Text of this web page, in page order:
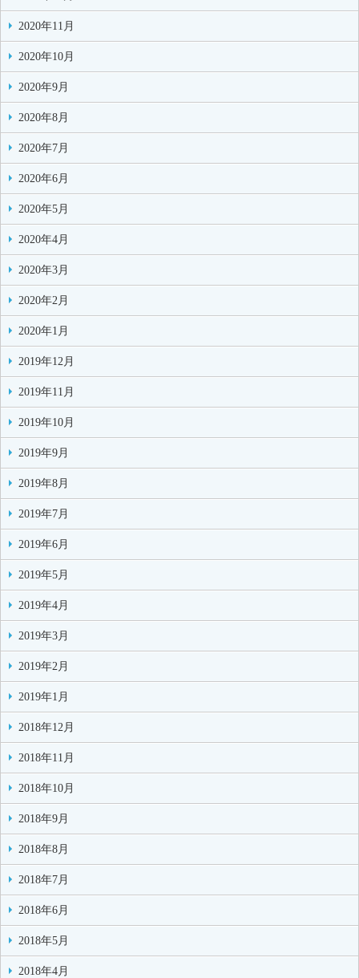
2020年11月
2020年10月
2020年9月
2020年8月
2020年7月
2020年6月
2020年5月
2020年4月
2020年3月
2020年2月
2020年1月
2019年12月
2019年11月
2019年10月
2019年9月
2019年8月
2019年7月
2019年6月
2019年5月
2019年4月
2019年3月
2019年2月
2019年1月
2018年12月
2018年11月
2018年10月
2018年9月
2018年8月
2018年7月
2018年6月
2018年5月
2018年4月